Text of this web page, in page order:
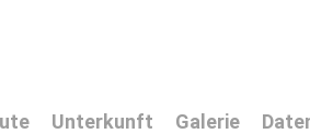
Unterkunft Galerie